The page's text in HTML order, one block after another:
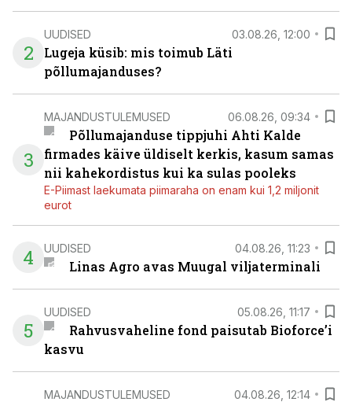
2
UUDISED 03.08.26, 12:00
Lugeja küsib: mis toimub Läti
põllumajanduses?
3
MAJANDUSTULEMUSED 06.08.26, 09:34
Põllumajanduse tippjuhi Ahti Kalde
firmades käive üldiselt kerkis, kasum samas
nii kahekordistus kui ka sulas pooleks
E-Piimast laekumata piimaraha on enam kui 1,2 miljonit
eurot
4 UUDISED 04.08.26, 11:23
Linas Agro avas Muugal viljaterminali
5
UUDISED 05.08.26, 11:17
Rahvusvaheline fond paisutab Bioforce’i
kasvu
MAJANDUSTULEMUSED 04.08.26, 12:14